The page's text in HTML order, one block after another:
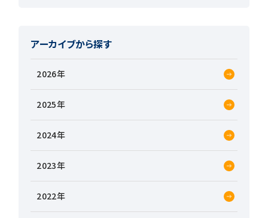
アーカイブから探す
2026
2025
2024
2023
2022